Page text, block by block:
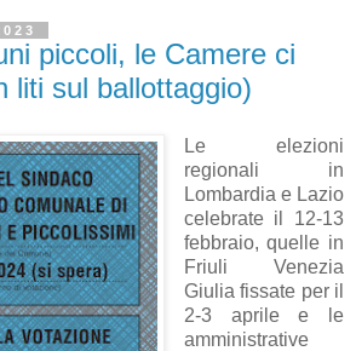
piccoli, le Camere ci
liti sul ballottaggio)
Le elezioni
regionali in
Lombardia e Lazio
celebrate il 12-13
febbraio, quelle in
Friuli Venezia
Giulia fissate per il
2-3 aprile e le
amministrative